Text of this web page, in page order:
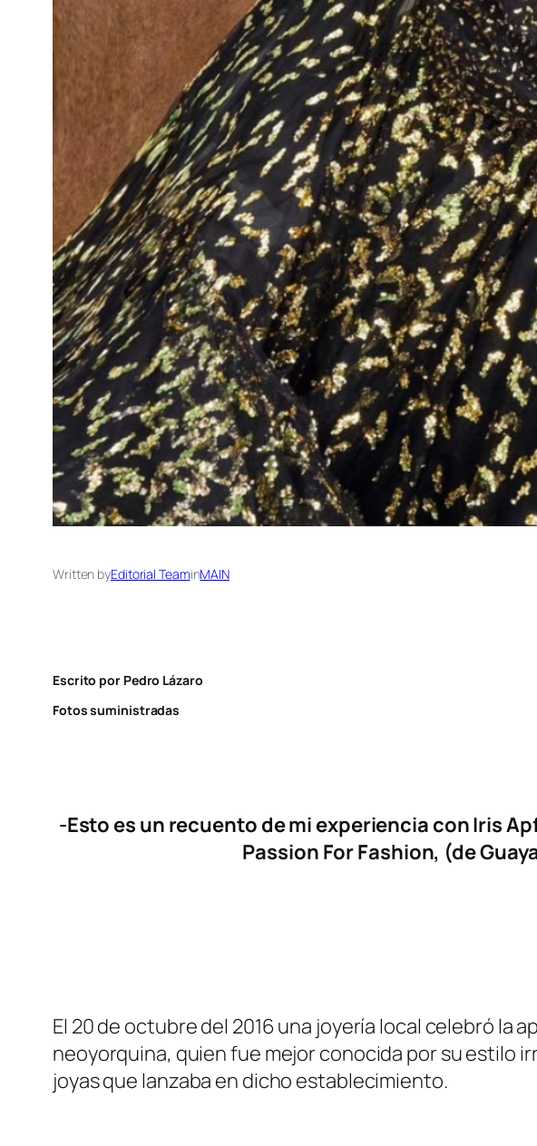
Written byEditorial TeaminMAIN
Escrito por Pedro Lázaro
Fotos suministradas
-Esto es un recuento de mi experiencia con Iris
Passion For Fashion, (de
El 20 de octubre del 2016 una joyería local celebró la
neoyorquina, quien fue mejor conocida por su estilo
joyas que lanzaba en dicho establecimiento.